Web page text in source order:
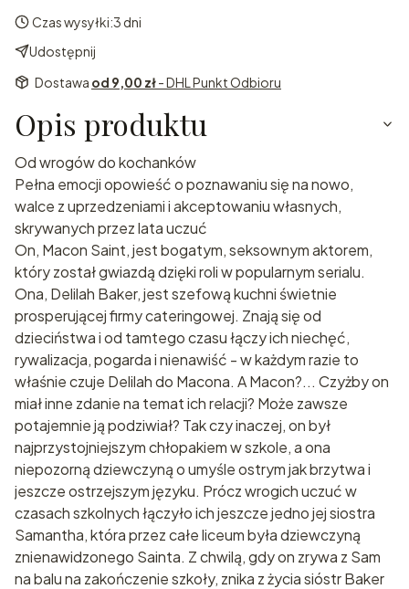
Czas wysyłki:3 dni
Udostępnij
Dostawa od 9,00 zł- DHL Punkt Odbioru
Opis produktu
Od wrogów do kochanków
Pełna emocji opowieść o poznawaniu się na nowo,
walce z uprzedzeniami i akceptowaniu własnych,
skrywanych przez lata uczuć
On, Macon Saint, jest bogatym, seksownym aktorem,
który został gwiazdą dzięki roli w popularnym serialu.
Ona, Delilah Baker, jest szefową kuchni świetnie
prosperującej firmy cateringowej. Znają się od
dzieciństwa i od tamtego czasu łączy ich niechęć,
rywalizacja, pogarda i nienawiść - w każdym razie to
właśnie czuje Delilah do Macona. A Macon?... Czyżby on
miał inne zdanie na temat ich relacji? Może zawsze
potajemnie ją podziwiał? Tak czy inaczej, on był
najprzystojniejszym chłopakiem w szkole, a ona
niepozorną dziewczyną o umyśle ostrym jak brzytwa i
jeszcze ostrzejszym języku. Prócz wrogich uczuć w
czasach szkolnych łączyło ich jeszcze jedno jej siostra
Samantha, która przez całe liceum była dziewczyną
znienawidzonego Sainta. Z chwilą, gdy on zrywa z Sam
na balu na zakończenie szkoły, znika z życia sióstr Baker